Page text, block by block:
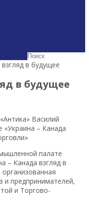
в будущее
в будущее
Василий
«Украина – Канада
палате
– Канада взгляд в
предпринимателей,
и Торгово-